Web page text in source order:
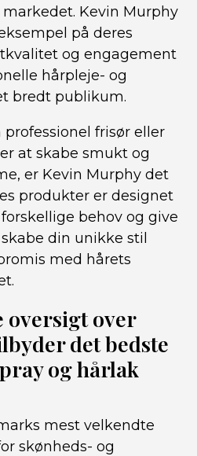
Kevin Murphy
på deres
og engagement
hårpleje- og
bredt publikum.
frisør eller
at skabe smukt og
er Kevin Murphy det
produkter er designet
behov og give
din unikke stil
med hårets
oversigt over
det bedste
og hårlak
mest velkendte
skønheds- og